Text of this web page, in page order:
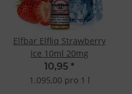
Elfbar Elfliq Strawberry
Ice 10ml 20mg
10,95 *
1.095,00 pro 1 l